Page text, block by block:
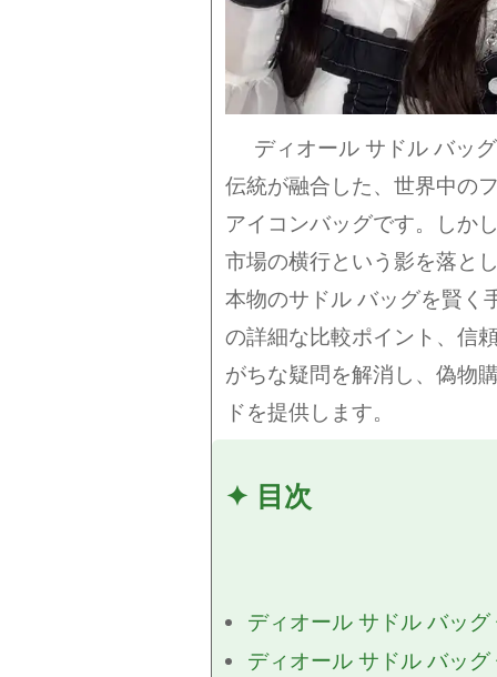
ディオール サドル バッ
伝統が融合した、世界中の
アイコンバッグです。しか
市場の横行という影を落と
本物のサドル バッグを賢く
の詳細な比較ポイント、信
がちな疑問を解消し、偽物
ドを提供します。
✦ 目次
ディオール サドル バッ
ディオール サドル バッ